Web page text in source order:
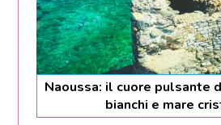
Naoussa: il cuore pulsante
bianchi e mare